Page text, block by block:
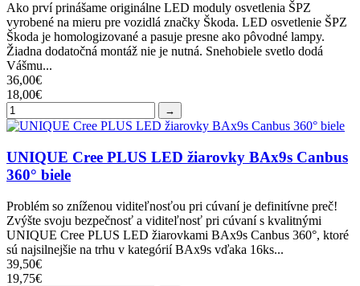
Ako prví prinášame originálne LED moduly osvetlenia ŠPZ
vyrobené na mieru pre vozidlá značky Škoda. LED osvetlenie ŠPZ
Škoda je homologizované a pasuje presne ako pôvodné lampy.
Žiadna dodatočná montáž nie je nutná. Snehobiele svetlo dodá
Vášmu...
36,00€
18,00€
→
UNIQUE Cree PLUS LED žiarovky BAx9s Canbus
360° biele
Problém so zníženou viditeľnosťou pri cúvaní je definitívne preč!
Zvýšte svoju bezpečnosť a viditeľnosť pri cúvaní s kvalitnými
UNIQUE Cree PLUS LED žiarovkami BAx9s Canbus 360°, ktoré
sú najsilnejšie na trhu v kategórií BAx9s vďaka 16ks...
39,50€
19,75€